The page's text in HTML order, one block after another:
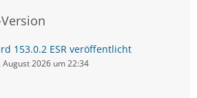
153.0.2 ESR veröffentlicht
August 2026 um 22:34